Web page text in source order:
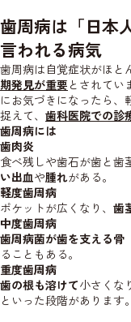
歯周病は「日本
言われる病気
歯周病は自覚症状がほと
期発見が重要 とされてい
にお気づきになったら、
捉えて、 歯科医院での診
歯周病には
歯肉炎
食べ残しや歯石が歯と歯
い出血や腫れがある。
軽度歯周病
ポケットが広くなり、 歯
中度歯周病
歯周病菌が歯を支える骨
ることもある。
重度歯周病
歯の根も溶けて小さくな
といった段階があります。